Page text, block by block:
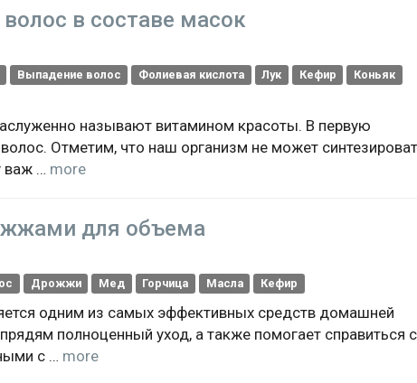
в составе масок
Выпадение волос Фолиевая кислота Лук Кефир
Коньяк
называют витамином красоты. В первую
Отметим, что наш организм не может
важ … more
для объема
Дрожжи Мед Горчица Масла Кефир
одним из самых эффективных средств домашней
полноценный уход, а также помогает справиться с
с … more